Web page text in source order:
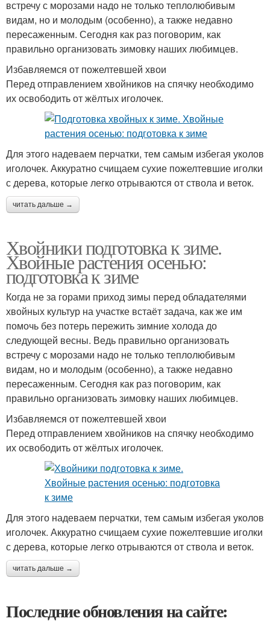
встречу с морозами надо не только теплолюбивым
видам, но и молодым (особенно), а также недавно
пересаженным. Сегодня как раз поговорим, как
правильно организовать зимовку наших любимцев.
Избавляемся от пожелтевшей хвои
Перед отправлением хвойников на спячку необходимо
их освободить от жёлтых иголочек.
Для этого надеваем перчатки, тем самым избегая уколов
иголочек. Аккуратно счищаем сухие пожелтевшие иголки
с дерева, которые легко отрываются от ствола и веток.
читать дальше →
Хвойники подготовка к зиме.
Хвойные растения осенью:
подготовка к зиме
Когда не за горами приход зимы перед обладателями
хвойных культур на участке встаёт задача, как же им
помочь без потерь пережить зимние холода до
следующей весны. Ведь правильно организовать
встречу с морозами надо не только теплолюбивым
видам, но и молодым (особенно), а также недавно
пересаженным. Сегодня как раз поговорим, как
правильно организовать зимовку наших любимцев.
Избавляемся от пожелтевшей хвои
Перед отправлением хвойников на спячку необходимо
их освободить от жёлтых иголочек.
Для этого надеваем перчатки, тем самым избегая уколов
иголочек. Аккуратно счищаем сухие пожелтевшие иголки
с дерева, которые легко отрываются от ствола и веток.
читать дальше →
Последние обновления на сайте: